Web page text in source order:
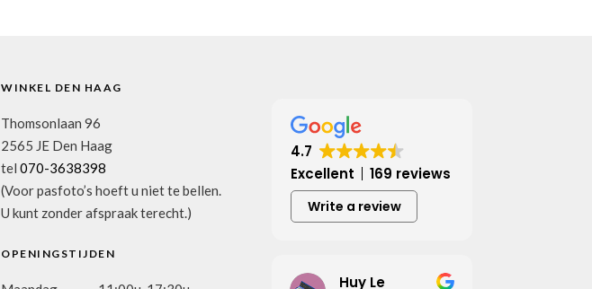
WINKEL DEN HAAG
Thomsonlaan 96
2565 JE Den Haag
tel 070-3638398
(Voor pasfoto’s hoeft u niet te bellen.
U kunt zonder afspraak terecht.)
OPENINGSTIJDEN
4.7
Excellent
169 reviews
Write a review
Huy Le